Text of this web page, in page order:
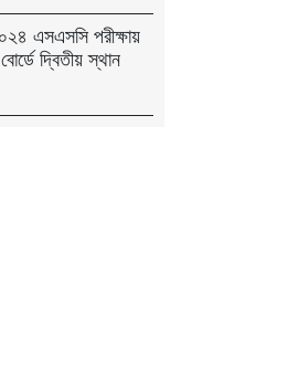
এসএসসি পরীক্ষায়
দ্বিতীয় স্থান